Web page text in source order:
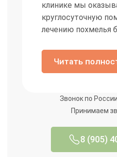
Основной профессионализм
диагностике. Под маской
инфаркт или инсульт. Наша
критические факторы,
транспортировка в
накопление токсинов, что
всех систем неполноценным.
клинике мы
круглосуточную
лечению похмелья
Если похмелье
сильной
нарушениями
важно не
таком случае
станет вызов
Наши специалисты
Читать
Звонок по
Принимаем
8 (905)